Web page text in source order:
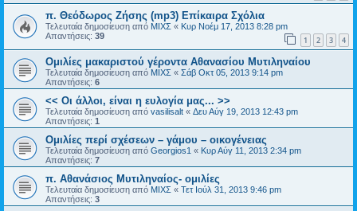
π. Θεόδωρος Ζήσης (mp3) Επίκαιρα Σχόλια
Τελευταία δημοσίευση από ΜΙΧΣ « Κυρ Νοέμ 17, 2013 8:28 pm
Απαντήσεις: 39 1 2 3 4
Ομιλίες μακαριστού γέροντα Αθανασίου Μυτιληναίου
Τελευταία δημοσίευση από ΜΙΧΣ « Σάβ Οκτ 05, 2013 9:14 pm
Απαντήσεις: 6
<< Οι άλλοι, είναι η ευλογία μας... >>
Τελευταία δημοσίευση από vasilisalt « Δευ Αύγ 19, 2013 12:43 pm
Απαντήσεις: 1
Ομιλίες περί σχέσεων – γάμου – οικογένειας
Τελευταία δημοσίευση από Georgios1 « Κυρ Αύγ 11, 2013 2:34 pm
Απαντήσεις: 7
π. Αθανάσιος Μυτιληναίος- ομιλίες
Τελευταία δημοσίευση από ΜΙΧΣ « Τετ Ιούλ 31, 2013 9:46 pm
Απαντήσεις: 3